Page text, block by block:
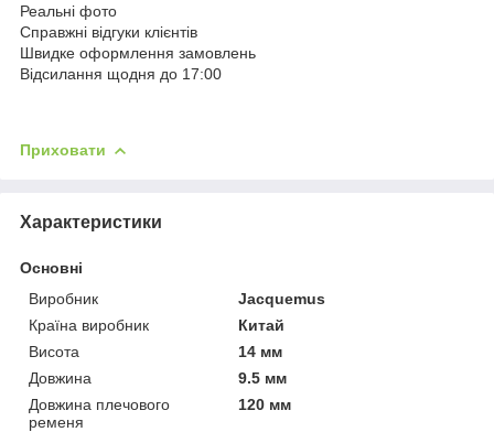
Реальні фото
Справжні відгуки клієнтів
Швидке оформлення замовлень
Відсилання щодня до 17:00
Приховати
Характеристики
Основні
Виробник
Jacquemus
Країна виробник
Китай
Висота
14 мм
Довжина
9.5 мм
Довжина плечового
ременя
120 мм